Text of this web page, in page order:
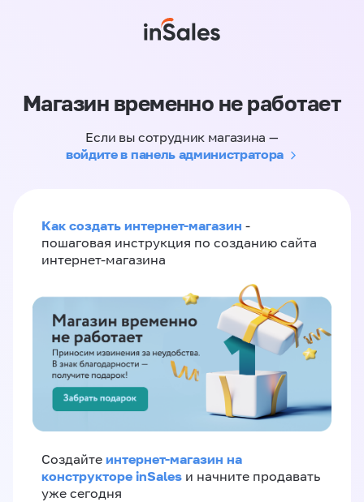
Магазин временно не работает
Если вы сотрудник магазина —
войдите в панель администратора
Как создать интернет-магазин -
пошаговая инструкция по созданию сайта
интернет-магазина
Создайте интернет-магазин на
конструкторе inSales и начните продавать
уже сегодня